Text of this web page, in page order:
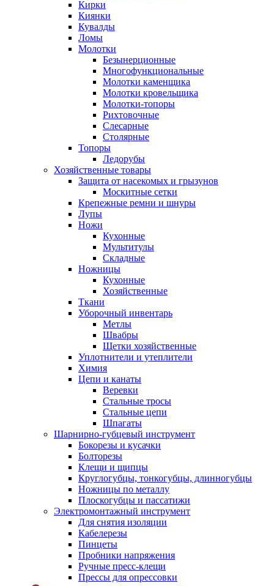
Кирки
Киянки
Кувалды
Ломы
Молотки
Безынерционные
Многофункциональные
Молотки каменщика
Молотки кровельщика
Молотки-топоры
Рихтовочные
Слесарные
Столярные
Топоры
Ледорубы
Хозяйственные товары
Защита от насекомых и грызунов
Москитные сетки
Крепежные ремни и шнуры
Лупы
Ножи
Кухонные
Мультитулы
Складные
Ножницы
Кухонные
Хозяйственные
Ткани
Уборочный инвентарь
Метлы
Швабры
Щетки хозяйственные
Уплотнители и утеплители
Химия
Цепи и канаты
Веревки
Стальные тросы
Стальные цепи
Шпагаты
Шарнирно-губцевый инструмент
Бокорезы и кусачки
Болторезы
Клещи и щипцы
Круглогубцы, тонкогубцы, длинногубцы
Ножницы по металлу
Плоскогубцы и пассатижи
Электромонтажный инструмент
Для снятия изоляции
Кабелерезы
Пинцеты
Пробники напряжения
Ручные пресс-клещи
Прессы для опрессовки